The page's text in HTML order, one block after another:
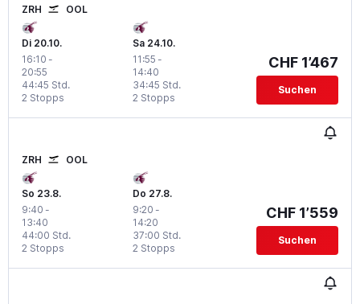
ZRH OOL
Di 20.10.
16:10 -
20:55
2 Stopps
44:45 Std.
Sa 24.10.
11:55 -
14:40
2 Stopps
34:45 Std.
CHF 1’467
Suchen
ZRH OOL
So 23.8.
9:40 -
13:40
2 Stopps
44:00 Std.
Do 27.8.
9:20 -
14:20
2 Stopps
37:00 Std.
CHF 1’559
Suchen